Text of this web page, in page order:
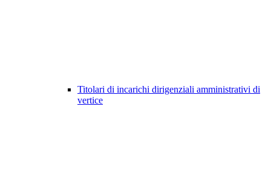
Titolari di incarichi dirigenziali amministrativi di
vertice